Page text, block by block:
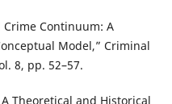
Crime Continuum: A
Model,” Criminal
8, pp. 52–57.
Theoretical and Historical